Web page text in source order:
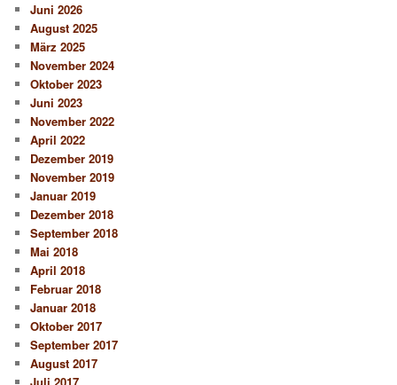
Juni 2026
August 2025
März 2025
November 2024
Oktober 2023
Juni 2023
November 2022
April 2022
Dezember 2019
November 2019
Januar 2019
Dezember 2018
September 2018
Mai 2018
April 2018
Februar 2018
Januar 2018
Oktober 2017
September 2017
August 2017